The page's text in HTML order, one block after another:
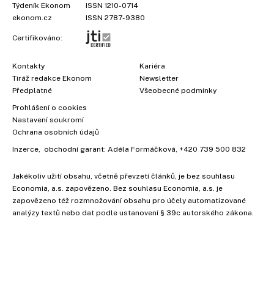
Týdeník Ekonom
ISSN 1210-0714
ekonom.cz
ISSN 2787-9380
Certifikováno:
Kontakty
Tiráž redakce Ekonom
Předplatné
Kariéra
Newsletter
Všeobecné podmínky
Prohlášení o cookies
Nastavení soukromí
Ochrana osobních údajů
Inzerce , obchodní garant: Adéla Formáčková +420 739 500 832
Jakékoliv užití obsahu, včetně převzetí článků, je bez souhlasu
Economia, a.s. zapovězeno. Bez souhlasu Economia, a.s. je
zapovězeno též rozmnožování obsahu pro účely automatizované
analýzy textů nebo dat podle ustanovení § 39c autorského zákona.